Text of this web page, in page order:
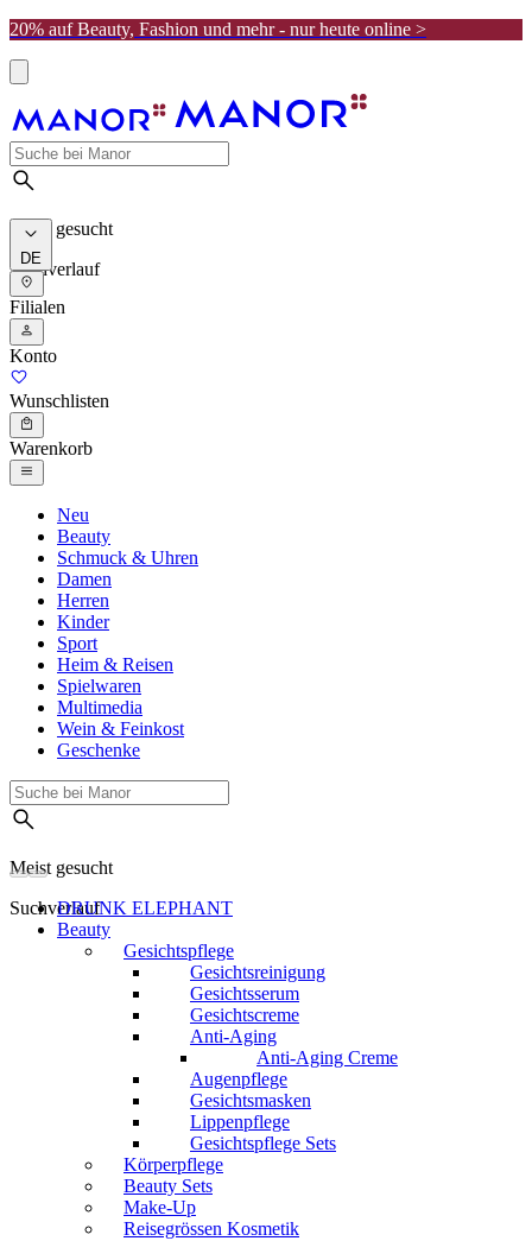
20% auf Beauty, Fashion und mehr - nur heute online >
Meist gesucht
Suchverlauf
DE
Filialen
Konto
Wunschlisten
Warenkorb
Neu
Beauty
Schmuck & Uhren
Damen
Herren
Kinder
Sport
Heim & Reisen
Spielwaren
Multimedia
Wein & Feinkost
Geschenke
Meist gesucht
SuchverlaufDRUNK ELEPHANT
Beauty
Gesichtspflege
Gesichtsreinigung
Gesichtsserum
Gesichtscreme
Anti-Aging
Anti-Aging Creme
Augenpflege
Gesichtsmasken
Lippenpflege
Gesichtspflege Sets
Körperpflege
Beauty Sets
Make-Up
Reisegrössen Kosmetik